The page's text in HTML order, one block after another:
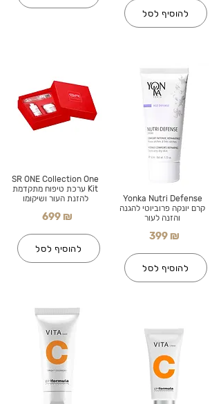
SR ONE Collection One
Kit ערכת טיפוח מתקדמת
להזנת העור ושיקומו
699 ₪
להוסיף לסל
להוסיף לסל
Yonka Nutri Defense
קרם יונקה פרוביוטי להגנה
והזנה לעור
399 ₪
להוסיף לסל